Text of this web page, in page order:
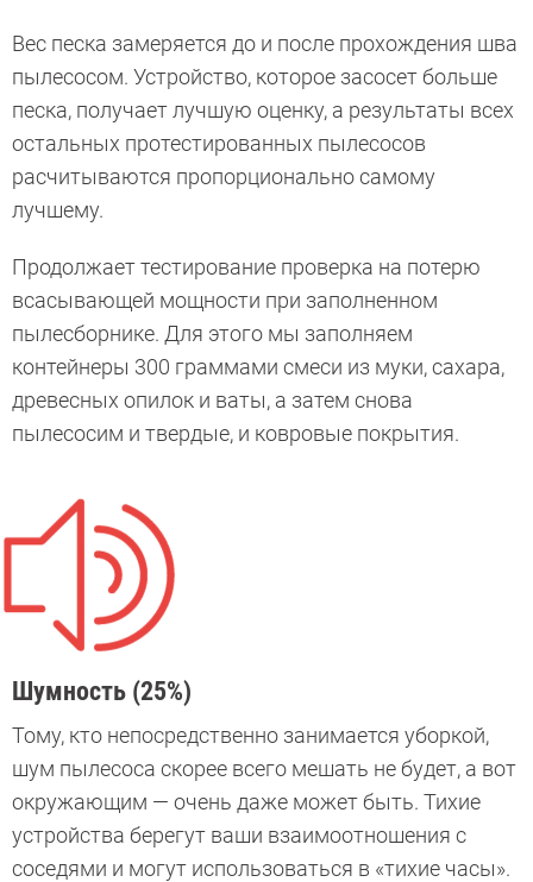
Вес песка замеряется до и после прохождения шва
пылесосом. Устройство, которое засосет больше
песка, получает лучшую оценку, а результаты всех
остальных протестированных пылесосов
расчитываются пропорционально самому
лучшему.
Продолжает тестирование проверка на потерю
всасывающей мощности при заполненном
пылесборнике. Для этого мы заполняем
контейнеры 300 граммами смеси из муки, сахара,
древесных опилок и ваты, а затем снова
пылесосим и твердые, и ковровые покрытия.
Шумность (25%)
Тому, кто непосредственно занимается уборкой,
шум пылесоса скорее всего мешать не будет, а вот
окружающим — очень даже может быть. Тихие
устройства берегут ваши взаимоотношения с
соседями и могут использоваться в «тихие часы».